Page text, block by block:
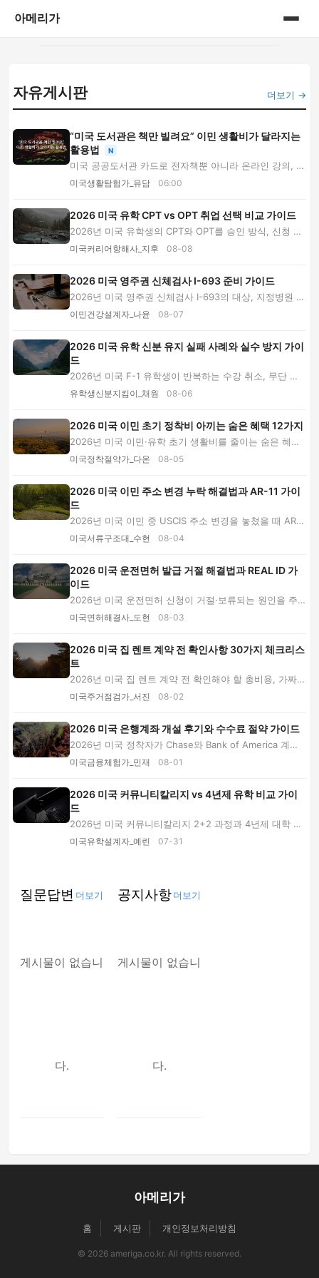
아메리가
category
자유게시판
“미국 도서관은 책만 빌려요” 이민 생활비가 달라지는
활용법
N
미국 공공도서관 카드로 전자책뿐 아니라 온라인 강의, 생
활 장비, 인터넷, 박물관 패스와 영어 프로그...
미국생활탐험가_유담 06:00
2026 미국 유학 CPT vs OPT 취업 선택 비교 가이드
2026년 미국 유학생의 CPT와 OPT를 승인 방식, 신청 비
용, 근무시간, 실업일수, STEM 연장 조건까지 비...
미국커리어항해사_지후 08-08
2026 미국 영주권 신체검사 I-693 준비 가이드
2026년 미국 영주권 신체검사 I-693의 대상, 지정병원 선
택, 비용 비교, 예방접종 기록, 결핵 검사와 봉...
이민건강설계자_나윤 08-07
2026 미국 유학 신분 유지 실패 사례와 실수 방지 가이
드
2026년 미국 F-1 유학생이 반복하는 수강 취소, 무단 취
업, 여행 서명, 편입·OPT 일정 실수를 실패 사례...
유학생신분지킴이_채원 08-06
2026 미국 이민 초기 정착비 아끼는 숨은 혜택 12가지
2026년 미국 이민·유학 초기 생활비를 줄이는 숨은 혜택
을 소개합니다. USPS 우편 알림부터 통신비, 공...
미국정착절약가_다온 08-05
2026 미국 이민 주소 변경 누락 해결법과 AR-11 가이
드
2026년 미국 이민 중 USCIS 주소 변경을 놓쳤을 때 AR-1
1 신고부터 누락 통지서·영주권 배송 추적, 이민...
미국서류구조대_수현 08-04
2026 미국 운전면허 발급 거절 해결법과 REAL ID 가
이드
2026년 미국 운전면허 신청이 거절·보류되는 원인을 주
소 증명, 이름 불일치, SAVE 확인, 시험 탈락, RE...
미국면허해결사_도현 08-03
2026 미국 집 렌트 계약 전 확인사항 30가지 체크리스
트
2026년 미국 집 렌트 계약 전 확인해야 할 총비용, 가짜
매물 판별, 시설 점검, 보증금·해지 조항과 입...
미국주거점검가_서진 08-02
2026 미국 은행계좌 개설 후기와 수수료 절약 가이드
2026년 미국 정착자가 Chase와 Bank of America 계좌
를 직접 개설·사용하며 확인한 준비 서류, 월 수수...
미국금융체험가_민재 08-01
2026 미국 커뮤니티칼리지 vs 4년제 유학 비교 가이
드
2026년 미국 커뮤니티칼리지 2+2 과정과 4년제 대학 직
행을 학비, 편입, 학점 인정, F-1 비자, 취업 준...
미국유학설계자_예린 07-31
더보기 →
질문답변
게시물이 없습니
다.
더보기 공지사항
게시물이 없습니
다.
더보기
아메리가
홈 게시판 개인정보처리방침
© 2026 ameriga.co.kr. All rights reserved.